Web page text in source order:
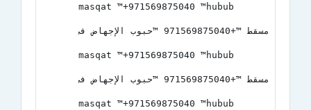
masqat ™+971569875040 ™hubub
مسقط ™+971569875040 ™حبوب الإجهاض في مسقط ™عمان ™روي ™السيب ™صحار ™صلالة
masqat ™+971569875040 ™hubub
مسقط ™+971569875040 ™حبوب الإجهاض في مسقط ™عمان ™روي ™السيب ™صحار ™صلالة
masqat ™+971569875040 ™hubub